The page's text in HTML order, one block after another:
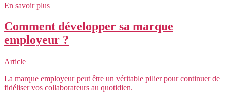
En savoir plus
Comment développer sa marque
employeur ?
Article
La marque employeur peut être un véritable pilier pour continuer de
fidéliser vos collaborateurs au quotidien.